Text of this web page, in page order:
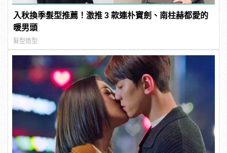
入秋換季髮型推薦！激推 3 款連朴寶劍、南柱赫都愛的
暖男頭
髮型造型